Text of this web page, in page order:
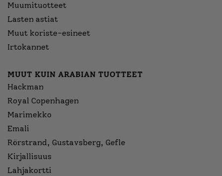
Muumituotteet
Lasten astiat
Muut koriste-esineet
Irtokannet
MUUT KUIN ARABIAN TUOTTEET
Hackman
Royal Copenhagen
Marimekko
Emali
Rörstrand, Gustavsberg, Gefle
Kirjallisuus
Lahjakortti